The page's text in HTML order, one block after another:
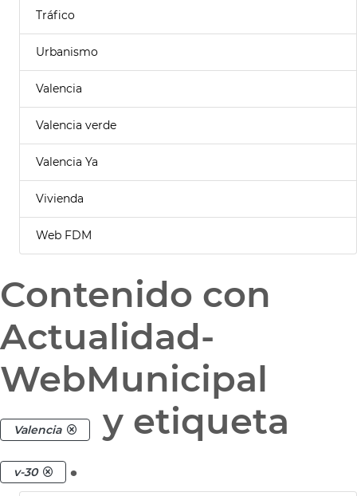
Tráfico
Urbanismo
Valencia
Valencia verde
Valencia Ya
Vivienda
Web FDM
Contenido con
Actualidad-
WebMunicipal
Valencia y etiqueta
v-30 .